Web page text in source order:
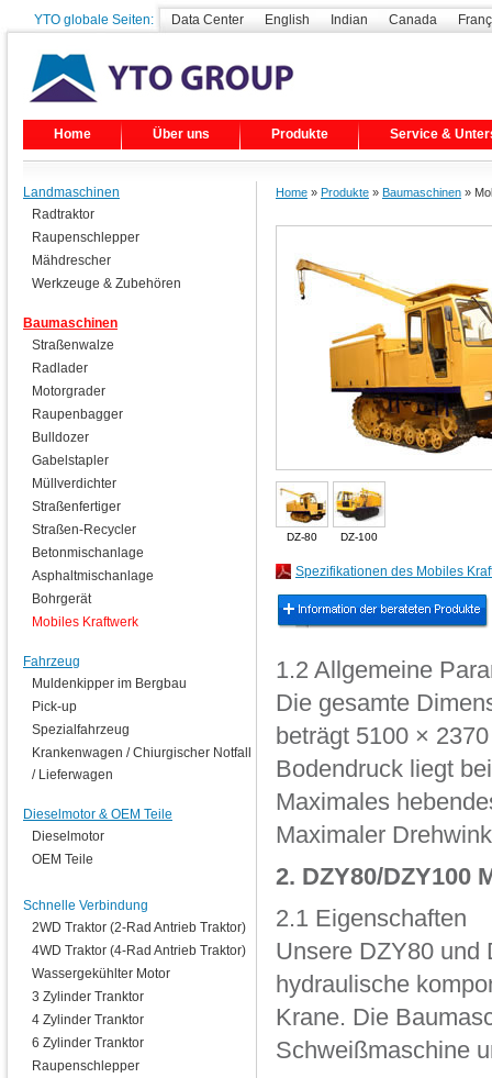
YTO globale Seiten: Data Center English Indian Canada
Home Über uns Produkte Service &
Home » Produkte » Baumaschinen »
DZ-80 DZ-100
Spezifikationen des Mobiles
1.2 Allgemeine
Die gesamte
beträgt 5100 ×
Bodendruck liegt
Maximales
Maximaler
2. DZY80/DZY100
2.1 Eigenschaften
Unsere DZY80 und
hydraulische
Krane. Die
Schweißmaschine
Landmaschinen
Radtraktor
Raupenschlepper
Mähdrescher
Werkzeuge & Zubehören
Baumaschinen
Straßenwalze
Radlader
Motorgrader
Raupenbagger
Bulldozer
Gabelstapler
Müllverdichter
Straßenfertiger
Straßen-Recycler
Betonmischanlage
Asphaltmischanlage
Bohrgerät
Mobiles Kraftwerk
Fahrzeug
Muldenkipper im Bergbau
Pick-up
Spezialfahrzeug
Krankenwagen / Chiurgischer Notfall
/ Lieferwagen
Dieselmotor & OEM Teile
Dieselmotor
OEM Teile
Schnelle Verbindung
2WD Traktor (2-Rad Antrieb Traktor)
4WD Traktor (4-Rad Antrieb Traktor)
Wassergekühlter Motor
3 Zylinder Tranktor
4 Zylinder Tranktor
6 Zylinder Tranktor
Raupenschlepper